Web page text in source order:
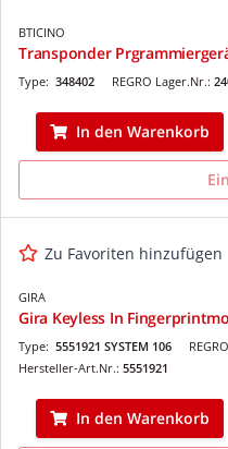
BTICINO
Transponder
REGRO Lager.Nr.:
Type: 348402
In den Warenkorb
Zu Favoriten hinzufügen
GIRA
Gira Keyless In
Type: 5551921 SYSTEM 106
Hersteller-Art.Nr.: 5551921
In den Warenkorb